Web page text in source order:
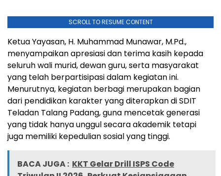
SCROLL TO RESUME CONTENT
Ketua Yayasan, H. Muhammad Munawar, M.Pd.,
menyampaikan apresiasi dan terima kasih kepada
seluruh wali murid, dewan guru, serta masyarakat
yang telah berpartisipasi dalam kegiatan ini.
Menurutnya, kegiatan berbagi merupakan bagian
dari pendidikan karakter yang diterapkan di SDIT
Teladan Talang Padang, guna mencetak generasi
yang tidak hanya unggul secara akademik tetapi
juga memiliki kepedulian sosial yang tinggi.
BACA JUGA : KKT Gelar Drill ISPS Code